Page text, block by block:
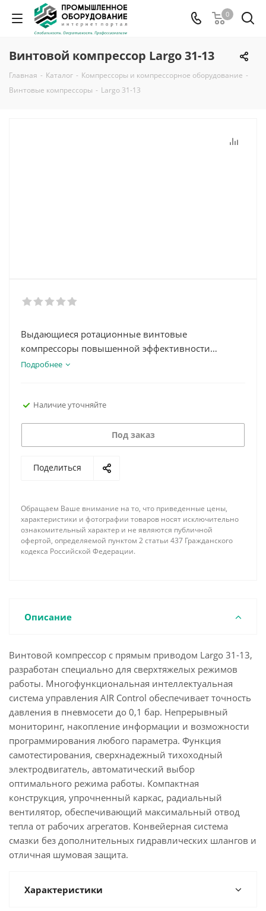
0
Винтовой компрессор Largo 31-13
Главная - Каталог - Компрессоры и компрессорное оборудование -
Винтовые компрессоры - Largo 31-13
Выдающиеся ротационные винтовые
компрессоры повышенной эффективности
Винтовые компрессоры Largo обеспечивают
линейка продукции появилась в результате
создание высококлассных машин повышенной
эффективности.
Подробнее
Наличие уточняйте
Под заказ
Поделиться
Обращаем Ваше внимание на то, что приведенные цены,
характеристики и фотографии товаров носят исключительно
ознакомительный характер и не являются публичной
офертой, определяемой пунктом 2 статьи 437 Гражданского
кодекса Российской Федерации.
Описание
Винтовой компрессор с прямым приводом Largo 31-13,
разработан специально для сверхтяжелых режимов
работы. Многофункциональная интеллектуальная
система управления AIR Control обеспечивает точность
давления в пневмосети до 0,1 бар. Непрерывный
мониторинг, накопление информации и возможности
программирования любого параметра. Функция
самотестирования, сверхнадежный тихоходный
электродвигатель, автоматический выбор
оптимального режима работы. Компактная
конструкция, упрочненный каркас, радиальный
вентилятор, обеспечивающий максимальный отвод
тепла от рабочих агрегатов. Конвейерная система
смазки без дополнительных гидравлических шлангов и
отличная шумовая защита.
Характеристики